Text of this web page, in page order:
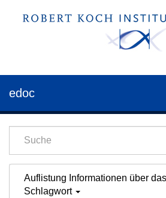
edoc
Auflistung Informationen über
Schlagwort